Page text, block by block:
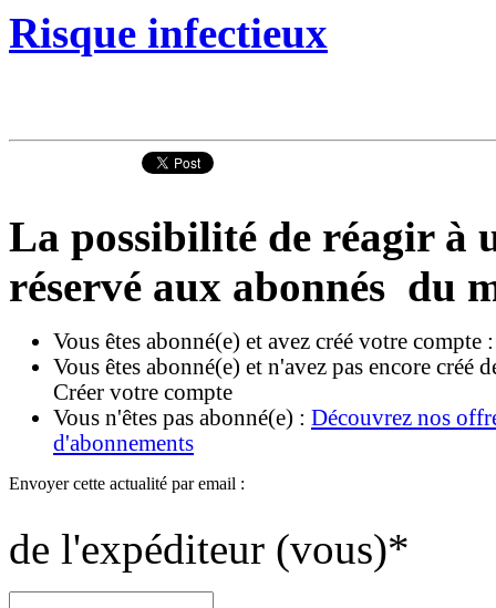
Risque infectieux
La possibilité de réagir à
réservé aux abonnés du
Vous êtes abonné(e) et avez créé votre compte
Vous êtes abonné(e) et n'avez pas encore créé
Créer votre compte
Vous n'êtes pas abonné(e) : Découvrez nos
d'abonnements
Envoyer cette actualité par email :
de l'expéditeur (vous)*